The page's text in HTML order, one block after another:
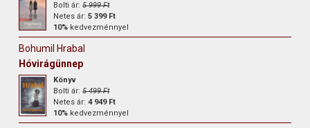
Bolti ár:5 999 Ft
Netes ár:5 399 Ft
10% kedvezménnyel
Bohumil Hrabal
Hóvirágünnep
Könyv
Bolti ár:5 499 Ft
Netes ár:4 949 Ft
10% kedvezménnyel